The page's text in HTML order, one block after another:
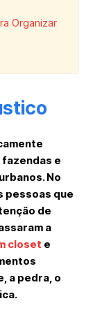
Organizar
fazendas e
No
pessoas que
de
a
closet e
a pedra, o